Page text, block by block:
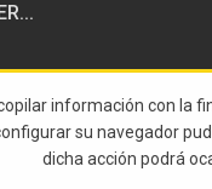
información con la
su navegador
dicha acción podrá